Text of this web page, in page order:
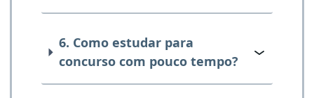
6. Como estudar para
concurso com pouco tempo?